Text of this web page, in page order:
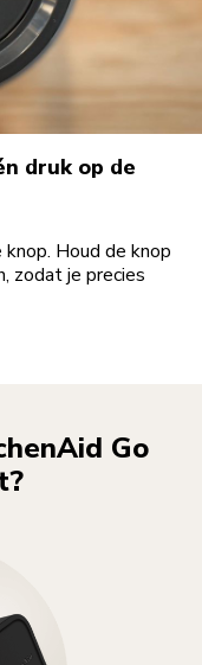
druk op de
Houd de knop
zodat je precies
Go